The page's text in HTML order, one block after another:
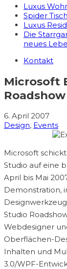
Luxus
Spider
Luxus
Die
neues
Kontakt
Microsoft
6. April 2007
Design, Events
Microsoft
Studio auf eine
April bis Mai
Demonstration,
Studio
Webdesigner
Oberflächen-
Inhalten und
3.0/WPF-